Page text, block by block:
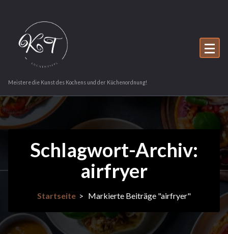
springen
Meistere die Kunst des Kochens und der Küchenordnung!
Schlagwort-Archiv:
airfryer
Startseite > Markierte Beiträge "airfryer"